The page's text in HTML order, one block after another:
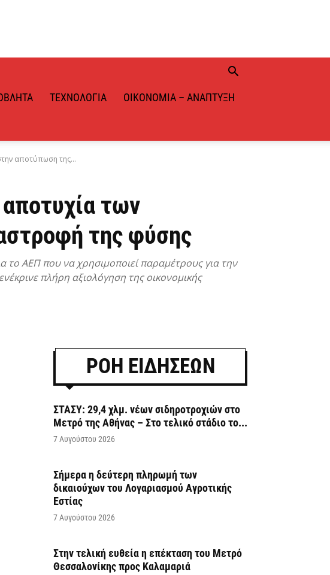
ΤΕΧΝΟΛΟΓΊΑ ΟΙΚΟΝΟΜΊΑ – ΑΝΆΠΤΥΞΗ
αποτύπωση της...
των
της φύσης
το ΑΕΠ που να χρησιμοποιεί παραμέτρους για την
πλήρη αξιολόγηση της οικονομικής
ΡΟΗ ΕΙΔΗΣΕΩΝ
ΣΤΑΣΥ: 29,4 χλμ. νέων σιδηροτροχιών στο
Μετρό της Αθήνας – Στο τελικό στάδιο το...
7 Αυγούστου 2026
Σήμερα η δεύτερη πληρωμή των
δικαιούχων του Λογαριασμού Αγροτικής
Εστίας
7 Αυγούστου 2026
Στην τελική ευθεία η επέκταση του Μετρό
Θεσσαλονίκης προς Καλαμαριά